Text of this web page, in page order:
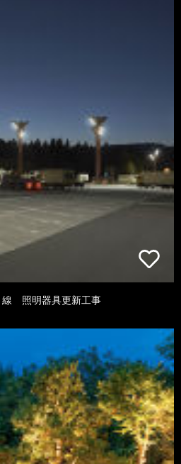
照明器具更新工事